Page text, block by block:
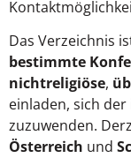
Das Verzeichnis
bestimmte
nichtreligiöse,
einladen, sich
zuzuwenden.
Österreich und